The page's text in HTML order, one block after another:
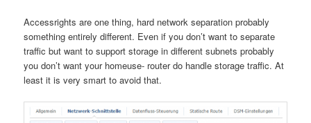
Accessrights are one thing, hard network separation probably
something entirely different. Even if you don’t want to separate
traffic but want to support storage in different subnets probably
you don’t want your homeuse- router do handle storage traffic. At
least it is very smart to avoid that.